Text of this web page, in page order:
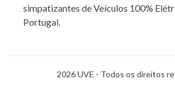
simpatizantes de Veículos 100%
Portugal.
2026 UVE - Todos os direitos